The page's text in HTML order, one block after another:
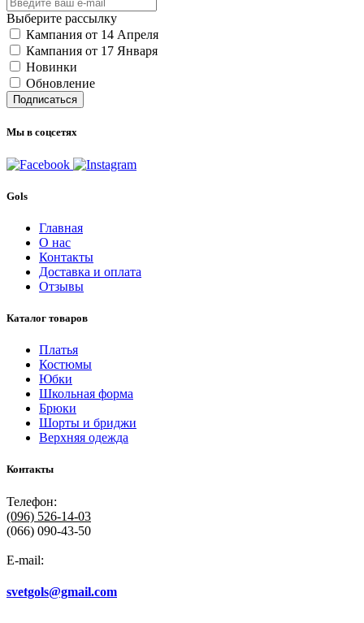
Выберите рассылку
Кампания от 14 Апреля
Кампания от 17 Января
Новинки
Обновление
Подписаться
Мы в соцсетях
Gols
Главная
О нас
Контакты
Доставка и оплата
Отзывы
Каталог товаров
Платья
Костюмы
Юбки
Школьная форма
Брюки
Шорты и бриджи
Верхняя одежда
Контакты
Телефон:
(096) 526-14-03
(066) 090-43-50
E-mail:
svetgols@gmail.com